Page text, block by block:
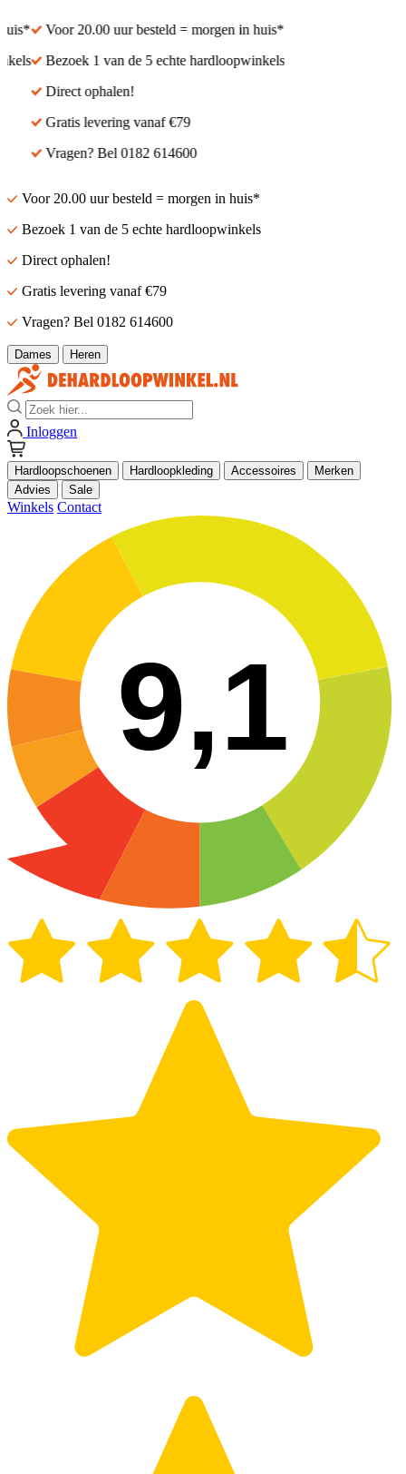
Voor 20.00 uur besteld = morgen in huis*
Bezoek 1 van de 5 echte hardloopwinkels
Direct ophalen!
Gratis levering vanaf €79
Vragen? Bel 0182 614600
Voor 20.00 uur besteld = morgen in huis*
Bezoek 1 van de 5 echte hardloopwinkels
Direct ophalen!
Gratis levering vanaf €79
Vragen? Bel 0182 614600
Dames Heren
Zoek
Inloggen
Hardloopschoenen Hardloopkleding Accessoires
Merken
Advies
Sale
Winkels Contact
9,1